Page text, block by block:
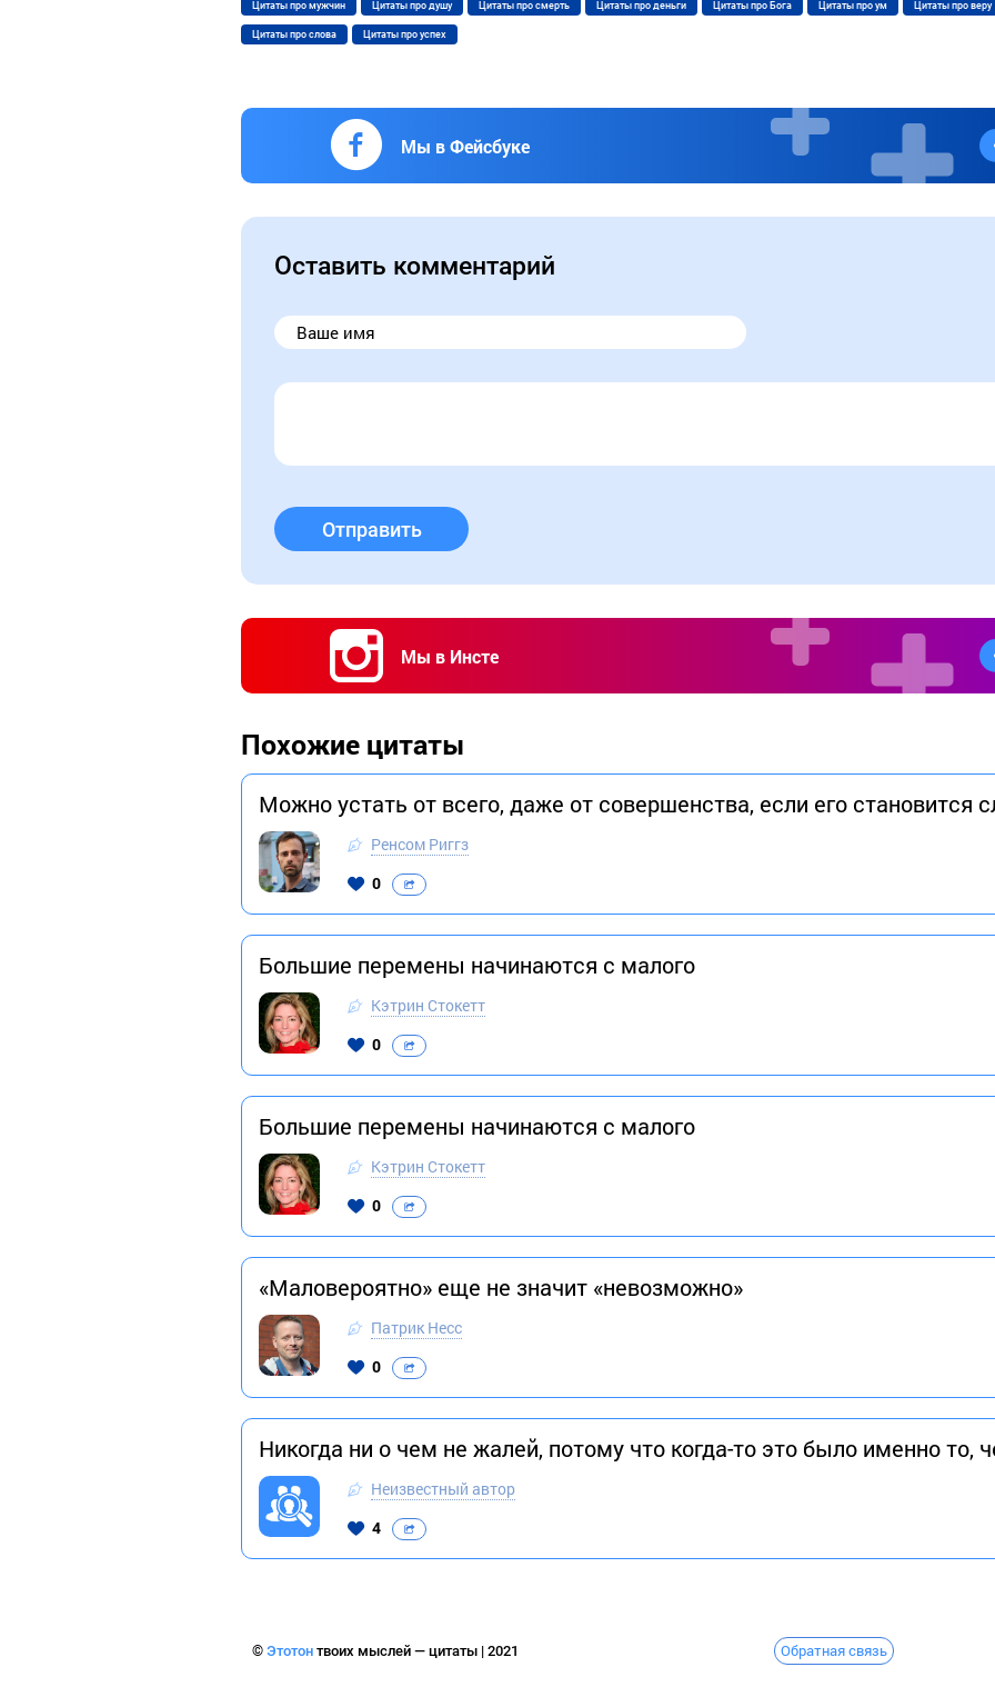
Цитаты про мужчин Цитаты про душу Цитаты про смерть Цитаты про деньги Цитаты про Бога Цитаты про ум Цитаты про веру
Цитаты про слова Цитаты про успех
Мы в Фейсбуке
Оставить комментарий
Отправить
Мы в Инсте
Похожие цитаты
Можно устать от всего, даже от совершенства, если его становится
Ренсом Риггз
0
Большие перемены начинаются с малого
Кэтрин Стокетт
0
Большие перемены начинаются с малого
Кэтрин Стокетт
0
«Маловероятно» еще не значит «невозможно»
Патрик Несс
0
Никогда ни о чем не жалей, потому что когда-то это было именно то,
Неизвестный автор
4
Обратная связь
© Этотон твоих мыслей — цитаты | 2021